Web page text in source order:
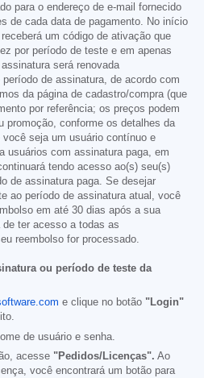
para o endereço de e-mail fornecido
de cada data de pagamento. No início
um código de ativação que
por período de teste e em apenas
será renovada
de assinatura, de acordo com
da página de cadastro/compra (que
por referência; os preços podem
promoção, conforme os detalhes da
seja um usuário contínuo e
usuários com assinatura paga, em
tendo acesso ao(s) seu(s)
de assinatura paga. Se desejar
ao período de assinatura atual, você
em até 30 dias após a sua
ter acesso a todas as
reembolso for processado.
ou período de teste da
e clique no botão "Login"
de usuário e senha.
acesse "Pedidos/Licenças". Ao
você encontrará um botão para